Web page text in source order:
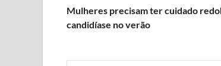
Mulheres precisam ter cuidado
candidíase no verão